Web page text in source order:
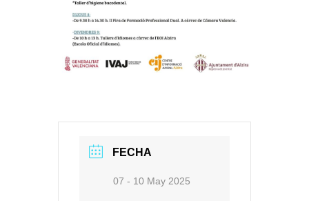
FECHA
07 - 10 May 2025